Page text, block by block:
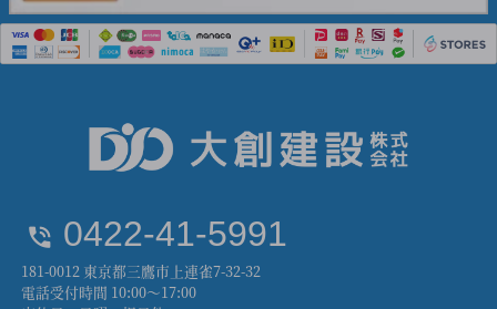
0422-41-5991
181-0012 東京都三鷹市上連雀7-32-32
電話受付時間 10:00～17:00